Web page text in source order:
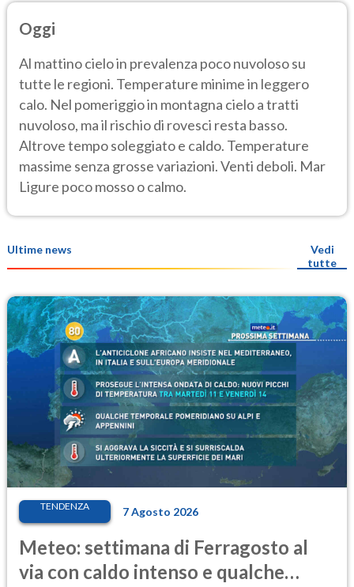
Oggi
Al mattino cielo in prevalenza poco nuvoloso su
tutte le regioni. Temperature minime in leggero
calo. Nel pomeriggio in montagna cielo a tratti
nuvoloso, ma il rischio di rovesci resta basso.
Altrove tempo soleggiato e caldo. Temperature
massime senza grosse variazioni. Venti deboli. Mar
Ligure poco mosso o calmo.
Ultime news
Vedi
tutte
TENDENZA 7 Agosto 2026
Meteo: settimana di Ferragosto al
via con caldo intenso e qualche